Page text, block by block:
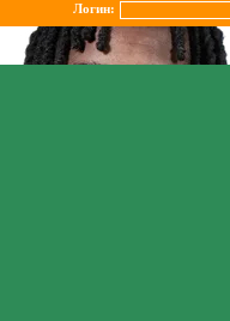
Логин: